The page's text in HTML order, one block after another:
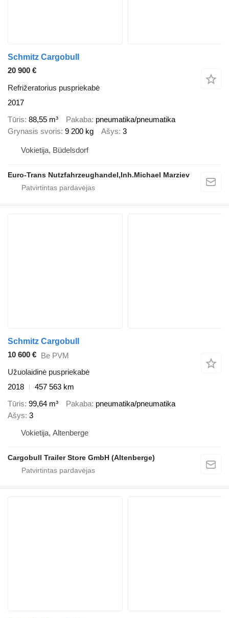
Schmitz Cargobull
20 900 €
Refrižeratorius puspriekabė
2017
Tūris 88,55 m³ Pakaba pneumatika/pneumatika
Grynasis svoris 9 200 kg Ašys 3
Vokietija, Büdelsdorf
Euro-Trans Nutzfahrzeughandel,Inh.Michael Marziev
Schmitz Cargobull
10 600 € Be PVM
Užuolaidinė puspriekabė
2018
457 563 km
Tūris 99,64 m³ Pakaba pneumatika/pneumatika
Ašys 3
Vokietija, Altenberge
Cargobull Trailer Store GmbH (Altenberge)